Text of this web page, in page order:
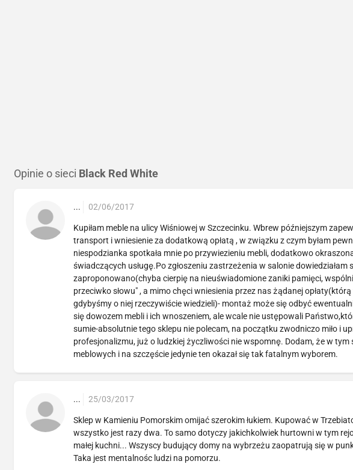
Opinie o sieci Black Red White
... 02/06/2017
Kupiłam meble na ulicy Wiśniowej w Szczecinku. Wbrew późniejszym
transport i wniesienie za dodatkową opłatą , w związku z czym byłam
niespodzianka spotkała mnie po przywiezieniu mebli, dodatkowo
świadczących usługę.Po zgłoszeniu zastrzeżenia w salonie
zaproponowano(chyba cierpię na nieuświadomione zaniki pamięci,
przeciwko słowu" , a mimo chęci wniesienia przez nas żądanej
gdybyśmy o niej rzeczywiście wiedzieli)- montaż może się odbyć
się dowozem mebli i ich wnoszeniem, ale wcale nie ustępowali
sumie-absolutnie tego sklepu nie polecam, na początku zwodniczo miło i
profesjonalizmu, już o ludzkiej życzliwości nie wspomnę. Dodam, że w
meblowych i na szczęście jedynie ten okazał się tak fatalnym wyborem.
... 25/03/2017
Sklep w Kamieniu Pomorskim omijać szerokim łukiem. Kupować w
wszystko jest razy dwa. To samo dotyczy jakichkolwiek hurtowni w tym
małej kuchni... Wszyscy budujący domy na wybrzeżu zaopatrują się w
Taka jest mentalnośc ludzi na pomorzu.